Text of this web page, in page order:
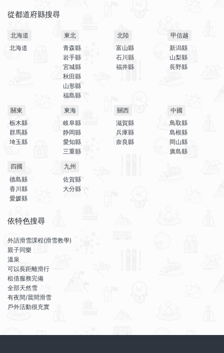
從都道府縣搜尋
北海道
北海道
東北
青森縣
岩手縣
宮城縣
秋田縣
山形縣
福島縣
北陸
富山縣
石川縣
福井縣
甲信越
新潟縣
山梨縣
長野縣
關東
栃木縣
群馬縣
埼玉縣
東海
岐阜縣
静岡縣
愛知縣
三重縣
關西
滋賀縣
兵庫縣
奈良縣
中國
鳥取縣
島根縣
岡山縣
廣島縣
四國
德島縣
香川縣
愛媛縣
九州
佐賀縣
大分縣
依特色搜尋
外語滑雪課程(滑雪教學)
親子同樂
溫泉
可以長距離滑行
租借服務完備
全部天然雪
有夜間/晨間滑雪
戶外活動很充實